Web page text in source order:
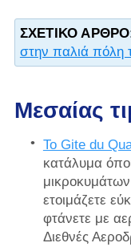
ΣΧΕΤΙΚΌ
στην παλιά πόλη
Μεσαίας
Το Gite du
κατάλυμα
ετοιμάζετε
φτάνετε με
Διεθνές